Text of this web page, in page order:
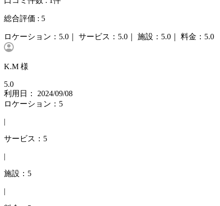
総合評価 : 5
ロケーション： 5.0｜ サービス： 5.0｜ 施設： 5.0｜ 料金： 5.0
K.M 様
5.0
利用日： 2024/09/08
ロケーション：5
|
サービス：5
|
施設：5
|